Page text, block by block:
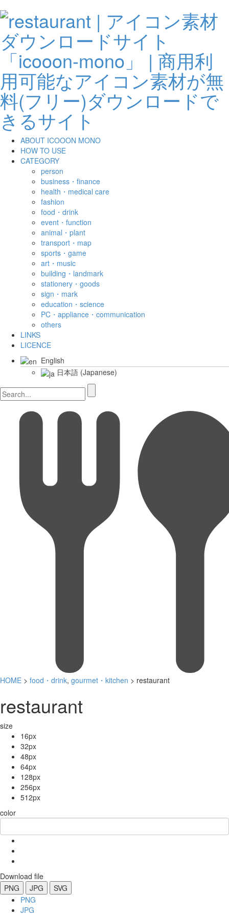
ABOUT ICOOON MONO
HOW TO USE
CATEGORY
person
business・finance
health・medical care
fashion
food・drink
event・function
animal・plant
transport・map
sports・game
art・music
building・landmark
stationery・goods
sign・mark
education・science
PC・appliance・communication
others
LINKS
LICENCE
English
日本語 (Japanese)
HOME > food・drink, gourmet・kitchen > restaurant
restaurant
size
16px
32px
48px
64px
128px
256px
512px
color
Download file
PNG
JPG
SVG
PNG
JPG